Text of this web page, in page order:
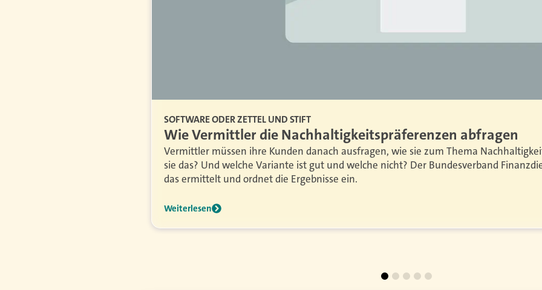
SOFTWARE ODER ZETTEL UND STIFT
Wie Vermittler die Nachhaltigkeitspräferenzen abfragen
Vermittler müssen ihre Kunden danach ausfragen, wie sie zum Thema
sie das? Und welche Variante ist gut und welche nicht? Der Bundesverband
das ermittelt und ordnet die Ergebnisse ein.
Weiterlesen